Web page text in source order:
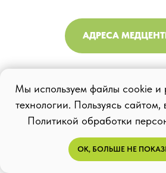
АДРЕСА
Мы используем файлы cookie и
технологии. Пользуясь сайтом,
Политикой обработки
ОК, БОЛЬШЕ НЕ